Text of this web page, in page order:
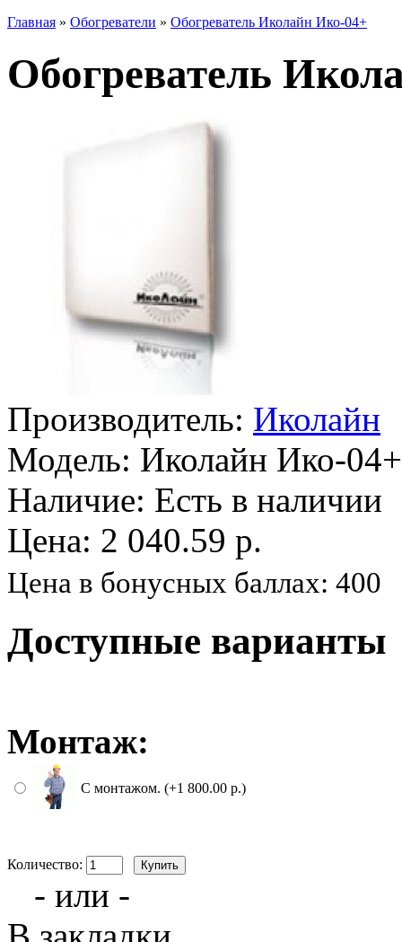
Главная » Обогреватели » Обогреватель Иколайн Ико-04+
Обогреватель
Производитель: Иколайн
Модель: Иколайн Ико-04+
Наличие: Есть в наличии
Цена: 2 040.59 р.
Цена в бонусных баллах: 400
Доступные варианты
Монтаж:
С монтажом. (+1 800.00 р.)
Количество:
- или -